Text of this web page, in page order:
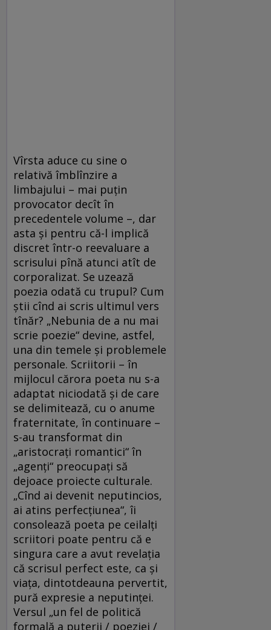
Vîrsta aduce cu sine o
relativă îmblînzire a
limbajului – mai puţin
provocator decît în
precedentele volume –, dar
asta şi pentru că-l implică
discret într-o reevaluare a
scrisului pînă atunci atît de
corporalizat. Se uzează
poezia odată cu trupul? Cum
ştii cînd ai scris ultimul vers
tînăr? „Nebunia de a nu mai
scrie poezie“ devine, astfel,
una din temele şi problemele
personale. Scriitorii – în
mijlocul cărora poeta nu s-a
adaptat niciodată şi de care
se delimitează, cu o anume
fraternitate, în continuare –
s-au transformat din
„aristocraţi romantici“ în
„agenţi“ preocupaţi să
dejoace proiecte culturale.
„Cînd ai devenit neputincios,
ai atins perfecţiunea“, îi
consolează poeta pe ceilalţi
scriitori poate pentru că e
singura care a avut revelaţia
că scrisul perfect este, ca şi
viaţa, dintotdeauna pervertit,
pură expresie a neputinţei.
Versul „un fel de politică
formală a puterii / poeziei /